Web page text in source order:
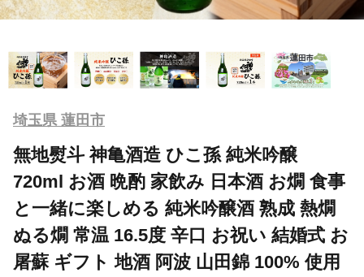
埼玉県 蓮田市
無地熨斗 神亀酒造 ひこ孫 純米吟醸
720ml お酒 晩酌 家飲み 日本酒 お燗 食事
と一緒に楽しめる 純米吟醸酒 熟成 熱燗
ぬる燗 常温 16.5度 辛口 お祝い 結婚式 お
屠蘇 ギフト 地酒 阿波 山田錦 100% 使用